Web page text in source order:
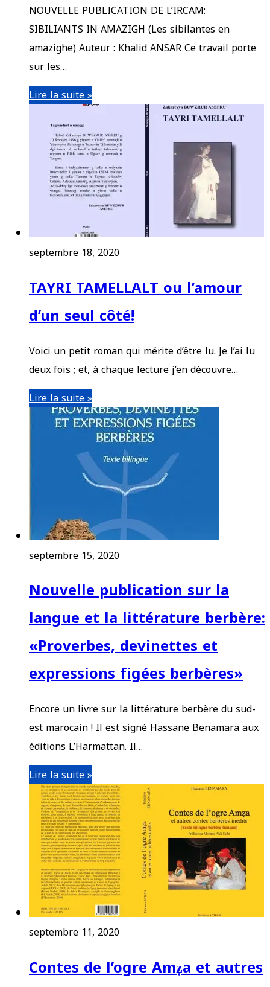
NOUVELLE PUBLICATION DE L’IRCAM:
SIBILIANTS IN AMAZIGH (Les sibilantes en
amazighe) Auteur : Khalid ANSAR Ce travail porte
sur les…
Lire la suite »
septembre 18, 2020
TAYRI TAMELLALT ou l’amour
d’un seul côté!
Voici un petit roman qui mérite d’être lu. Je l’ai lu
deux fois ; et, à chaque lecture j’en découvre…
Lire la suite »
septembre 15, 2020
Nouvelle publication sur la
langue et la littérature berbère:
«Proverbes, devinettes et
expressions figées berbères»
Encore un livre sur la littérature berbère du sud-
est marocain ! Il est signé Hassane Benamara aux
éditions L’Harmattan. Il…
Lire la suite »
septembre 11, 2020
Contes de l’ogre Amẓa et autres